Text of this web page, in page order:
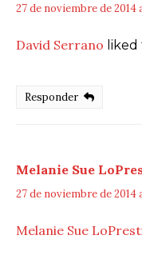
27 de noviembre de 2014
David Serrano
Responder
Melanie Sue
27 de noviembre de 2014
Melanie Sue